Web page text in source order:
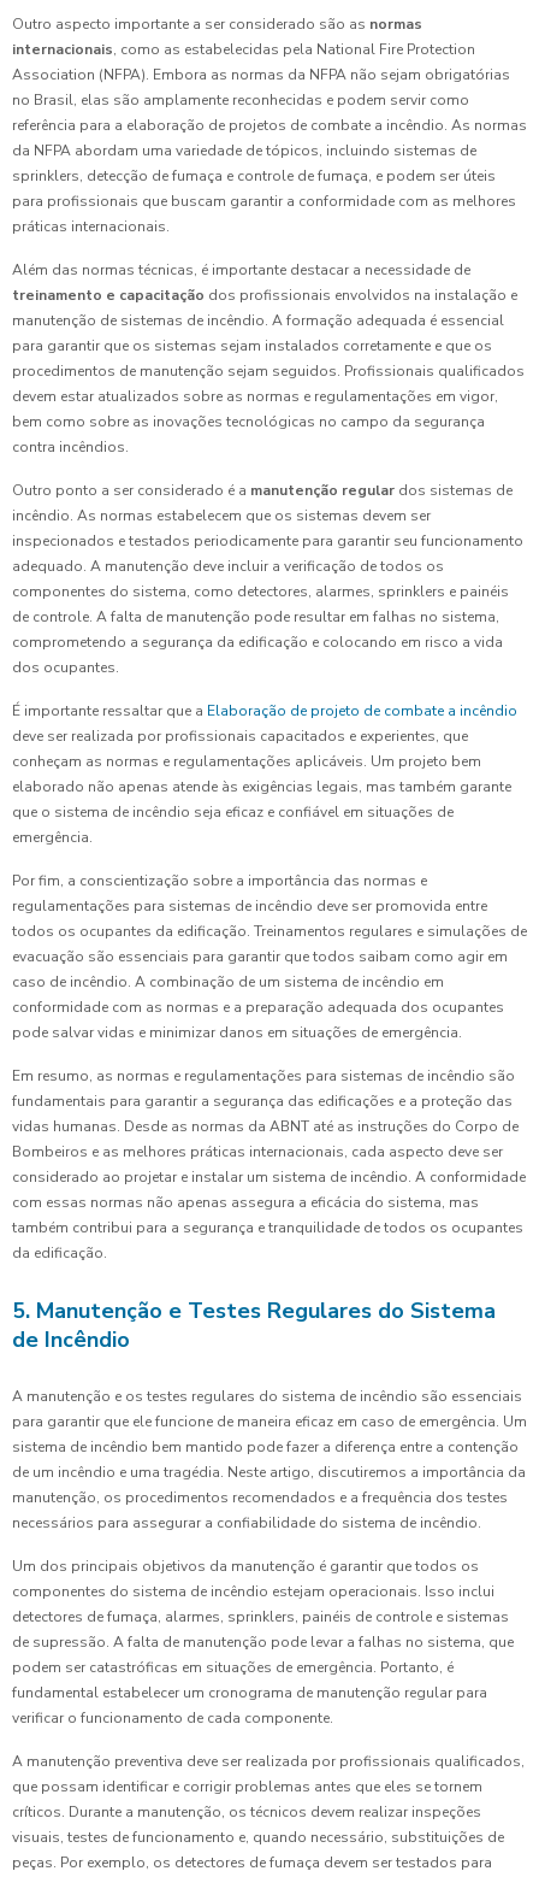
Outro aspecto importante a ser considerado são as normas
internacionais, como as estabelecidas pela National Fire Protection
Association (NFPA). Embora as normas da NFPA não sejam obrigatórias
no Brasil, elas são amplamente reconhecidas e podem servir como
referência para a elaboração de projetos de combate a incêndio. As normas
da NFPA abordam uma variedade de tópicos, incluindo sistemas de
sprinklers, detecção de fumaça e controle de fumaça, e podem ser úteis
para profissionais que buscam garantir a conformidade com as melhores
práticas internacionais.
Além das normas técnicas, é importante destacar a necessidade de
treinamento e capacitação dos profissionais envolvidos na instalação e
manutenção de sistemas de incêndio. A formação adequada é essencial
para garantir que os sistemas sejam instalados corretamente e que os
procedimentos de manutenção sejam seguidos. Profissionais qualificados
devem estar atualizados sobre as normas e regulamentações em vigor,
bem como sobre as inovações tecnológicas no campo da segurança
contra incêndios.
Outro ponto a ser considerado é a manutenção regular dos sistemas de
incêndio. As normas estabelecem que os sistemas devem ser
inspecionados e testados periodicamente para garantir seu funcionamento
adequado. A manutenção deve incluir a verificação de todos os
componentes do sistema, como detectores, alarmes, sprinklers e painéis
de controle. A falta de manutenção pode resultar em falhas no sistema,
comprometendo a segurança da edificação e colocando em risco a vida
dos ocupantes.
É importante ressaltar que a Elaboração de projeto de combate a incêndio
deve ser realizada por profissionais capacitados e experientes, que
conheçam as normas e regulamentações aplicáveis. Um projeto bem
elaborado não apenas atende às exigências legais, mas também garante
que o sistema de incêndio seja eficaz e confiável em situações de
emergência.
Por fim, a conscientização sobre a importância das normas e
regulamentações para sistemas de incêndio deve ser promovida entre
todos os ocupantes da edificação. Treinamentos regulares e simulações de
evacuação são essenciais para garantir que todos saibam como agir em
caso de incêndio. A combinação de um sistema de incêndio em
conformidade com as normas e a preparação adequada dos ocupantes
pode salvar vidas e minimizar danos em situações de emergência.
Em resumo, as normas e regulamentações para sistemas de incêndio são
fundamentais para garantir a segurança das edificações e a proteção das
vidas humanas. Desde as normas da ABNT até as instruções do Corpo de
Bombeiros e as melhores práticas internacionais, cada aspecto deve ser
considerado ao projetar e instalar um sistema de incêndio. A conformidade
com essas normas não apenas assegura a eficácia do sistema, mas
também contribui para a segurança e tranquilidade de todos os ocupantes
da edificação.
5. Manutenção e Testes Regulares do Sistema
de Incêndio
A manutenção e os testes regulares do sistema de incêndio são essenciais
para garantir que ele funcione de maneira eficaz em caso de emergência. Um
sistema de incêndio bem mantido pode fazer a diferença entre a contenção
de um incêndio e uma tragédia. Neste artigo, discutiremos a importância da
manutenção, os procedimentos recomendados e a frequência dos testes
necessários para assegurar a confiabilidade do sistema de incêndio.
Um dos principais objetivos da manutenção é garantir que todos os
componentes do sistema de incêndio estejam operacionais. Isso inclui
detectores de fumaça, alarmes, sprinklers, painéis de controle e sistemas
de supressão. A falta de manutenção pode levar a falhas no sistema, que
podem ser catastróficas em situações de emergência. Portanto, é
fundamental estabelecer um cronograma de manutenção regular para
verificar o funcionamento de cada componente.
A manutenção preventiva deve ser realizada por profissionais qualificados,
que possam identificar e corrigir problemas antes que eles se tornem
críticos. Durante a manutenção, os técnicos devem realizar inspeções
visuais, testes de funcionamento e, quando necessário, substituições de
peças. Por exemplo, os detectores de fumaça devem ser testados para